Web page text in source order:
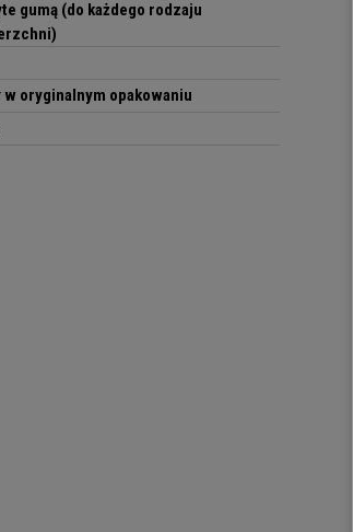
gumą (do każdego rodzaju
w oryginalnym opakowaniu